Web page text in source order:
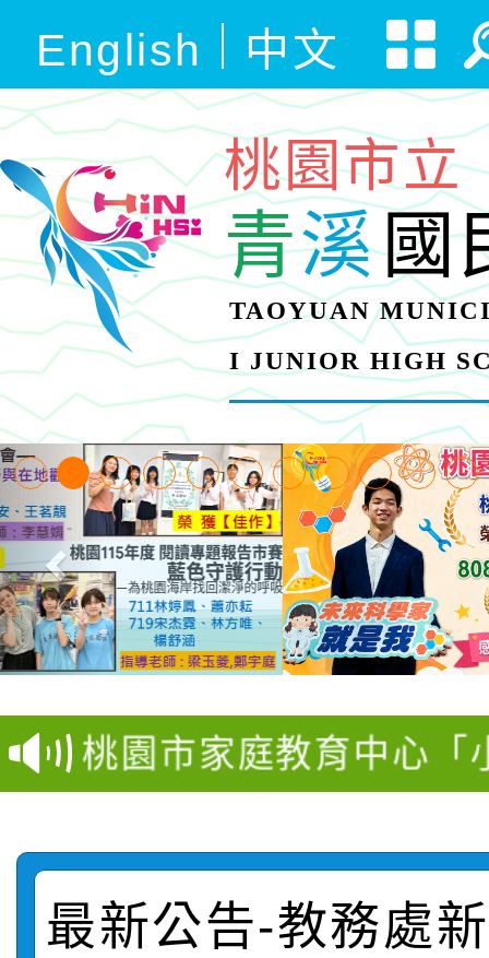
English 中文
桃園市立
青溪國
TAOYUAN
I JUNIOR HIGH
【甄選結果(第11招)】
學年度第1學期第7次代
結果(第11招)
【甄選結果(第3招)】
學年度第1學期第9次代
結果(第3招)
桃園市家庭教育中心「
程資訊」、「暑期親子
「祖孫樂淘桃」、「愛
絕-親子共學同樂會」
「校園短影音徵選活動
員」簡章及活動海報，
踴躍報名參加
115學年度新生訓練注
115學年度新生補報到
最新公告-教務處